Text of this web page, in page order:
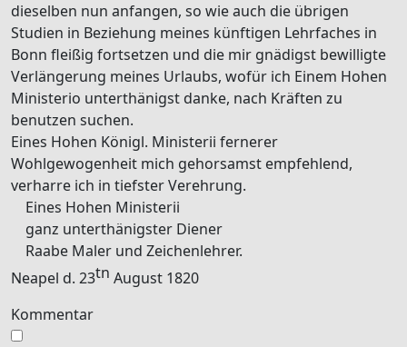
dieselben nun anfangen, so wie auch die übrigen
Studien in Beziehung meines künftigen Lehrfaches in
Bonn fleißig fortsetzen und die mir gnädigst bewilligte
Verlängerung meines Urlaubs, wofür ich Einem Hohen
Ministerio unterthänigst danke, nach Kräften zu
benutzen suchen.
Eines Hohen Königl. Ministerii fernerer
Wohlgewogenheit mich gehorsamst empfehlend,
verharre ich in tiefster Verehrung.
Eines Hohen Ministerii
ganz unterthänigster Diener
Raabe Maler und Zeichenlehrer.
Neapel d. 23tn August 1820
Kommentar